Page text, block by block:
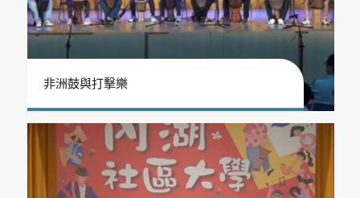
非洲鼓與打擊樂